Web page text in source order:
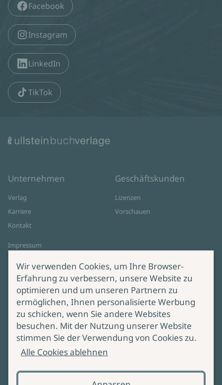
Facebook
Instagram
LinkedIn
TikTok
Unternehmen
Verlag
Karriere
Kontakt
Impressum
Cookie-Einstellungen
AGB Online Shop
Geschäftskunden
Lizenzen
Vorschauen
Service
Lieferung & Versand
Produktsicherheit
Bei Fragen zur Produktsicherheit
wenden Sie sich bitte an
Wir verwenden Cookies, um Ihre Browser-
Erfahrung zu verbessern, unsere Website zu
optimieren und um unseren Partnern zu
ermöglichen, Ihnen personalisierte Werbung
zu schicken, wenn Sie andere Websites
besuchen. Mit der Nutzung unserer Website
stimmen Sie der Verwendung von Cookies zu.
Alle Cookies ablehnen